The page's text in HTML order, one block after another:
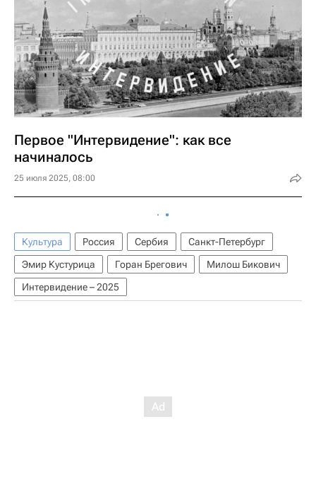
Первое "Интервидение": как все
начиналось
25 июля 2025, 08:00
Культура Россия Сербия
Санкт-Петербург
Эмир Кустурица
Горан Брегович
Милош Бикович
Интервидение – 2025